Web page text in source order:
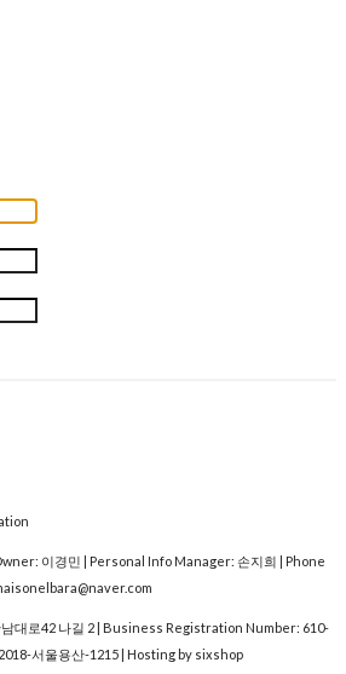
이경민 | Personal Info Manager: 손지희 | Phone
대로42 나길 2 | Business Registration Number: 610-
2018-서울용산-1215 | Hosting by sixshop